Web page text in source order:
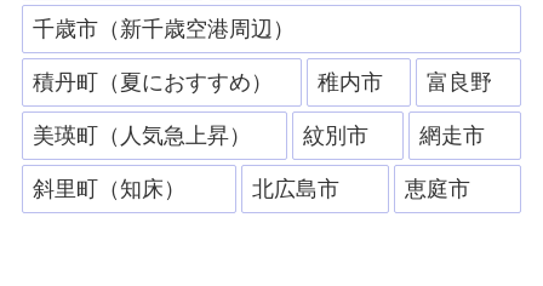
千歳市（新千歳空港周辺）
積丹町（夏におすすめ） 稚内市 富良野
美瑛町（人気急上昇） 紋別市 網走市
斜里町（知床） 北広島市 恵庭市